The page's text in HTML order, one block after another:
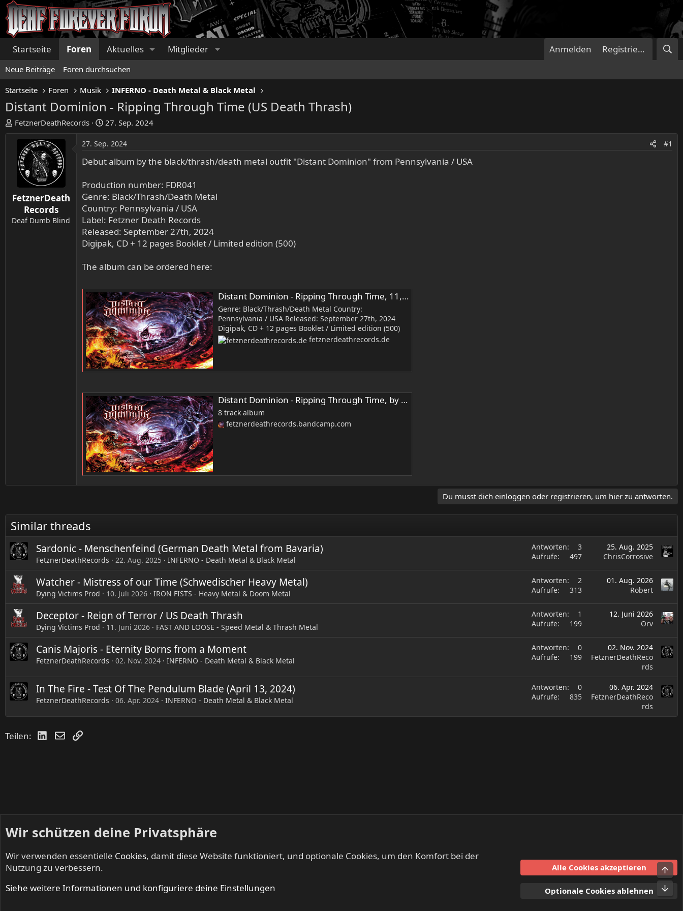
Startseite Foren Aktuelles Mitglieder Anmelden Registrieren
Neue Beiträge Foren durchsuchen
Startseite Foren Musik INFERNO - Death Metal & Black Metal
Distant Dominion - Ripping Through Time (US Death Thrash)
E
r
s
e
FetznerDeathRecords
E
r
s
e
l
t
a
m
27. Sep. 2024
FetznerDeath
Records
Deaf Dumb Blind
27. Sep. 2024 #1
Debut album by the black/thrash/death metal outfit "Distant Dominion" from Pennsylvania / USA
Production number: FDR041
Genre: Black/Thrash/Death Metal
Country: Pennsylvania / USA
Label: Fetzner Death Records
Released: September 27th, 2024
Digipak, CD + 12 pages Booklet / Limited edition (500)
The album can be ordered here:
Distant Dominion - Ripping Through Time, 11,99 €
Genre: Black/Thrash/Death Metal Country:
Pennsylvania / USA Released: September 27th, 2024
Digipak, CD + 12 pages Booklet / Limited edition (500)
fetznerdeathrecords.de
Distant Dominion - Ripping Through Time, by Fetzner Death Records
8 track album
fetznerdeathrecords.bandcamp.com
Du musst dich einloggen oder registrieren, um hier zu antworten.
Similar threads
Sardonic - Menschenfeind (German Death Metal from Bavaria)
FetznerDeathRecords 22. Aug. 2025 INFERNO - Death Metal & Black Metal
Antworten
3
Aufrufe
497
25. Aug. 2025
ChrisCorrosive
Watcher - Mistress of our Time (Schwedischer Heavy Metal)
Dying Victims Prod 10. Juli 2026 IRON FISTS - Heavy Metal & Doom Metal
Antworten
2
Aufrufe
313
01. Aug. 2026
Robert
Deceptor - Reign of Terror / US Death Thrash
Dying Victims Prod 11. Juni 2026 FAST AND LOOSE - Speed Metal & Thrash Metal
Antworten
1
Aufrufe
199
12. Juni 2026
Örv
Canis Majoris - Eternity Borns from a Moment
FetznerDeathRecords 02. Nov. 2024 INFERNO - Death Metal & Black Metal
Antworten
0
Aufrufe
199
02. Nov. 2024
FetznerDeathReco
rds
In The Fire - Test Of The Pendulum Blade (April 13, 2024)
FetznerDeathRecords 06. Apr. 2024 INFERNO - Death Metal & Black Metal
Antworten
0
Aufrufe
835
06. Apr. 2024
FetznerDeathReco
rds
Teilen: LinkedIn
E-MailLink
Startseite Foren Musik INFERNO - Death Metal & Black Metal
Start
Wir schützen deine Privatsphäre
Wir verwenden essentielle Cookies, damit diese Website funktioniert, und optionale Cookies, um den Komfort bei der
Nutzung zu verbessern.
Siehe weitere Informationen und konfiguriere deine Einstellungen
Alle Cookies akzeptieren
Optionale Cookies ablehnen